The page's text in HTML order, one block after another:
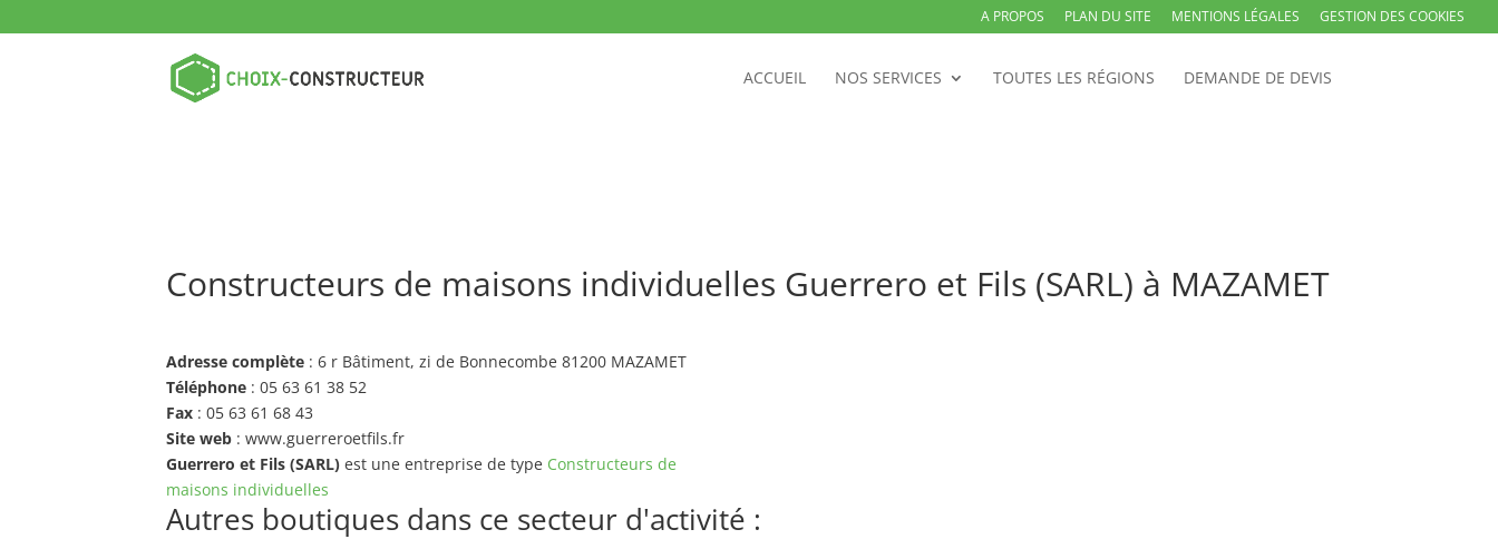
A PROPOS PLAN DU SITE MENTIONS LÉGALES GESTION DES COOKIES
ACCUEIL NOS SERVICES TOUTES LES RÉGIONS DEMANDE DE DEVIS
Constructeurs de maisons individuelles Guerrero et Fils (SARL) à MAZAMET
Adresse complète : 6 r Bâtiment, zi de Bonnecombe 81200 MAZAMET
Téléphone : 05 63 61 38 52
Fax : 05 63 61 68 43
Site web : www.guerreroetfils.fr
Guerrero et Fils (SARL) est une entreprise de type Constructeurs de
maisons individuelles
Autres boutiques dans ce secteur d'activité :